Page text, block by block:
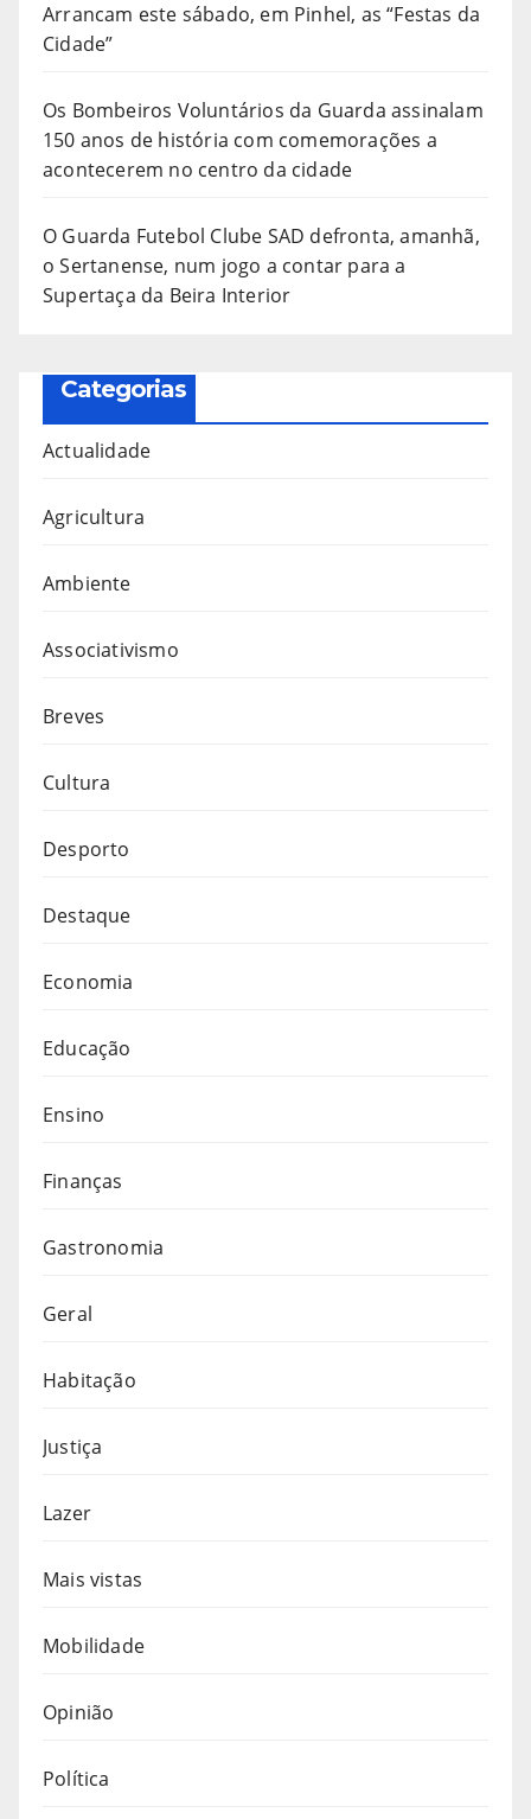
Arrancam este sábado, em Pinhel, as “Festas da
Cidade”
Os Bombeiros Voluntários da Guarda assinalam
150 anos de história com comemorações a
acontecerem no centro da cidade
O Guarda Futebol Clube SAD defronta, amanhã,
o Sertanense, num jogo a contar para a
Supertaça da Beira Interior
Categorias
Actualidade
Agricultura
Ambiente
Associativismo
Breves
Cultura
Desporto
Destaque
Economia
Educação
Ensino
Finanças
Gastronomia
Geral
Habitação
Justiça
Lazer
Mais vistas
Mobilidade
Opinião
Política